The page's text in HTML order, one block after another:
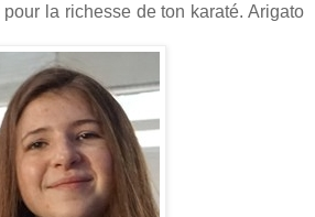
la richesse de ton karaté. Arigato